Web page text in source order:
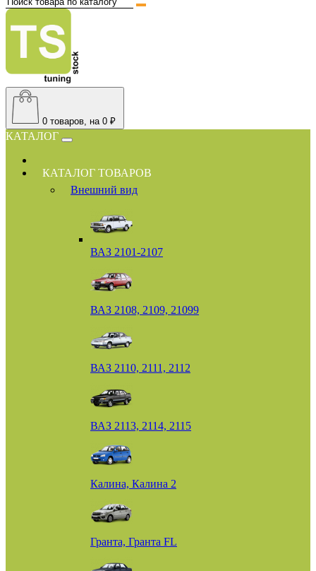
0 товаров, на 0 ₽
КАТАЛОГ
КАТАЛОГ ТОВАРОВ
Внешний вид
ВАЗ 2101-2107
ВАЗ 2108, 2109, 21099
ВАЗ 2110, 2111, 2112
ВАЗ 2113, 2114, 2115
Калина, Калина 2
Гранта, Гранта FL